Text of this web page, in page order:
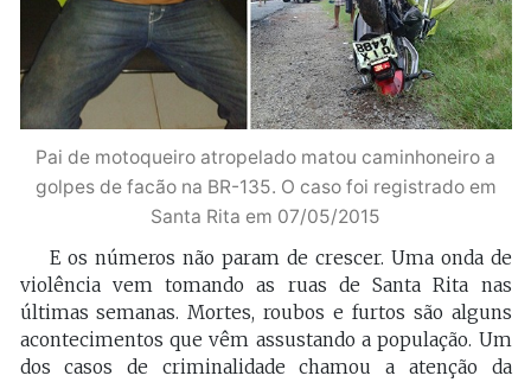
Pai de motoqueiro atropelado matou caminhoneiro a
golpes de facão na BR-135. O caso foi registrado em
Santa Rita em 07/05/2015
E os números não param de crescer. Uma onda de
violência vem tomando as ruas de Santa Rita nas
últimas semanas. Mortes, roubos e furtos são alguns
acontecimentos que vêm assustando a população. Um
dos casos de criminalidade chamou a atenção da